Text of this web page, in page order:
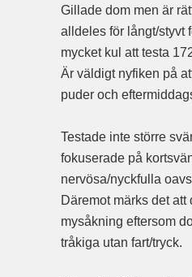
Gillade dom men är
alldeles för långt/styvt
mycket kul att testa
Är väldigt nyfiken på
puder och
Testade inte större
fokuserade på
nervösa/nyckfulla
Däremot märks det
mysåkning eftersom
tråkiga utan fart/tryck.